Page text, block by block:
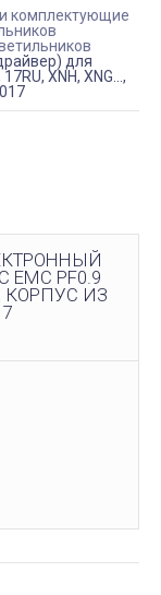
комплектующие
для
XNH, XNG...,
EMC PF0.9
КОРПУС ИЗ